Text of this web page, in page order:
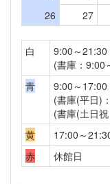
26
27
白
9:00～21:30
(書庫：9:00
青
9:00～17:00
(書庫(平日)
(書庫(土日
黄
17:00～
赤
休館日